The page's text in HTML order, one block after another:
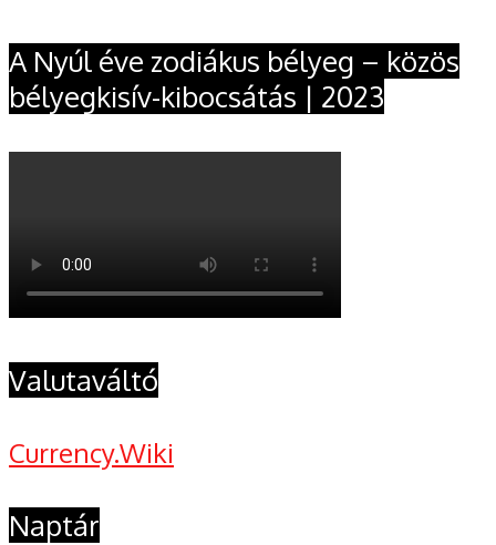
A Nyúl éve zodiákus bélyeg – közös
bélyegkisív-kibocsátás | 2023
Valutaváltó
Currency.Wiki
Naptár